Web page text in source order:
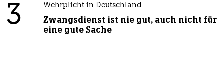
3 Wehrplicht in Deutschland
Zwangsdienst ist nie gut, auch nicht für
eine gute Sache